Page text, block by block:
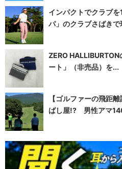
インパクトでクラブ
パ」のクラブさばき
ZERO
ート」（非売品）を...
【ゴルファーの飛距
ばし屋!? 男性アマ